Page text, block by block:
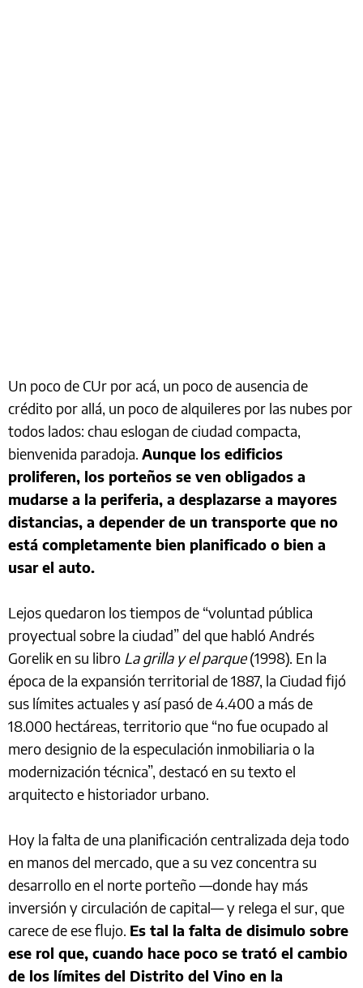
Un poco de CUr por acá, un poco de ausencia de
crédito por allá, un poco de alquileres por las nubes por
todos lados: chau eslogan de ciudad compacta,
bienvenida paradoja. Aunque los edificios
proliferen, los porteños se ven obligados a
mudarse a la periferia, a desplazarse a mayores
distancias, a depender de un transporte que no
está completamente bien planificado o bien a
usar el auto.
Lejos quedaron los tiempos de “voluntad pública
proyectual sobre la ciudad” del que habló Andrés
Gorelik en su libro La grilla y el parque(1998). En la
época de la expansión territorial de 1887, la Ciudad fijó
sus límites actuales y así pasó de 4.400 a más de
18.000 hectáreas, territorio que “no fue ocupado al
mero designio de la especulación inmobiliaria o la
modernización técnica”, destacó en su texto el
arquitecto e historiador urbano.
Hoy la falta de una planificación centralizada deja todo
en manos del mercado, que a su vez concentra su
desarrollo en el norte porteño —donde hay más
inversión y circulación de capital— y relega el sur, que
carece de ese flujo. Es tal la falta de disimulo sobre
ese rol que, cuando hace poco se trató el cambio
de los límites del Distrito del Vino en la